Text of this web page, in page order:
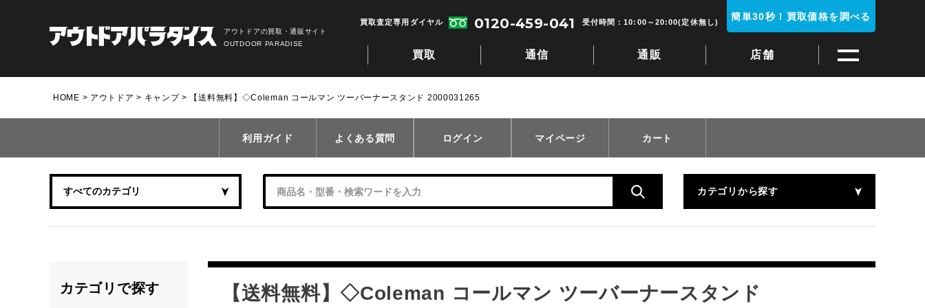
アウトドアの買取・通販サイト
OUTDOOR PARADISE
買取 通信 通販 店舗
買取査定専用ダイヤル 0120-459-041 受付時間：10:00～20:00(定休無し) 簡単30秒！買取価格を調べる
HOME アウトドア キャンプ 【送料無料】◇Coleman コールマン ツーバーナースタンド 2000031265
利用ガイド よくある質問 ログイン マイページ カート
カテゴリから探す
【送料無料】◇Coleman コールマン ツーバーナースタンド
カテゴリで探す